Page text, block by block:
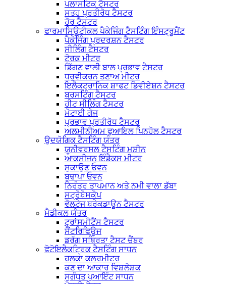
ਪਲਾਸਟਿਕ ਟੈਸਟਰ
ਸਤਹ ਪ੍ਰਤੀਰੋਧ ਟੈਸਟਰ
ਹੋਰ ਟੈਸਟਰ
ਫਾਰਮਾਸਿਊਟੀਕਲ ਪੈਕੇਜਿੰਗ ਟੈਸਟਿੰਗ ਇੰਸਟ੍ਰੂਮੈਂਟ
ਪੈਕੇਜਿੰਗ ਪ੍ਰਦਰਸ਼ਨ ਟੈਸਟਰ
ਸੀਲਿੰਗ ਟੈਸਟਰ
ਟੋਰਕ ਮੀਟਰ
ਡਿੱਗਣ ਵਾਲੀ ਬਾਲ ਪ੍ਰਭਾਵ ਟੈਸਟਰ
ਧਰੁਵੀਕਰਨ ਤਣਾਅ ਮੀਟਰ
ਇਲੈਕਟ੍ਰਾਨਿਕ ਸ਼ਾਫਟ ਡਿਵੀਏਸ਼ਨ ਟੈਸਟਰ
ਬਰਸਟਿੰਗ ਟੈਸਟਰ
ਹੀਟ ਸੀਲਿੰਗ ਟੈਸਟਰ
ਮੋਟਾਈ ਗੇਜ
ਪ੍ਰਭਾਵ ਪ੍ਰਤੀਰੋਧ ਟੈਸਟਰ
ਅਲਮੀਨੀਅਮ ਫੁਆਇਲ ਪਿਨਹੋਲ ਟੈਸਟਰ
ਉਦਯੋਗਿਕ ਟੈਸਟਿੰਗ ਯੰਤਰ
ਯੂਨੀਵਰਸਲ ਟੈਸਟਿੰਗ ਮਸ਼ੀਨ
ਆਕਸੀਜਨ ਇੰਡੈਕਸ ਮੀਟਰ
ਸੁਕਾਉਣ ਓਵਨ
ਬੁਢਾਪਾ ਓਵਨ
ਨਿਰੰਤਰ ਤਾਪਮਾਨ ਅਤੇ ਨਮੀ ਵਾਲਾ ਡੱਬਾ
ਸਟ੍ਰੋਬੋਸਕੋਪ
ਵੋਲਟੇਜ ਬਰੇਕਡਾਊਨ ਟੈਸਟਰ
ਮੈਡੀਕਲ ਯੰਤਰ
ਟ੍ਰਾਂਸਮੀਟੈਂਸ ਟੈਸਟਰ
ਸੈਂਟਰਿਫਿਊਜ
ਡਰੱਗ ਸਥਿਰਤਾ ਟੈਸਟ ਚੈਂਬਰ
ਫੋਟੋਇਲੈਕਟ੍ਰਿਕ ਟੈਸਟਿੰਗ ਸਾਧਨ
ਹਲਕਾ ਕਲਰਮੀਟਰ
ਕਣ ਦਾ ਆਕਾਰ ਵਿਸ਼ਲੇਸ਼ਕ
ਸੁਗੰਧਤ ਪੁਆਇੰਟ ਸਾਧਨ